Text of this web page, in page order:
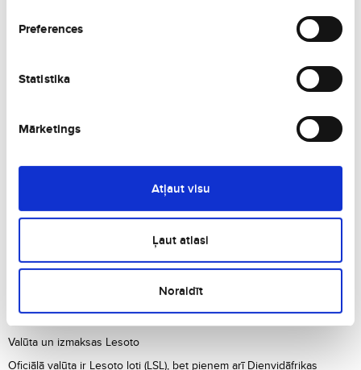
Preferences
Statistika
Mārketings
Atļaut visu
Ļaut atlasi
Noraidīt
Vēsturisks cietoksnis, kas spēlēja nozīmīgu lomu valsts
vēsturē.
Mākslīgs ezers ar iespējām atpūsties, laivot,
makšķerēt.
Labākās viesnīcas Lesoto
Luksusa viesnīca ar skatu uz kalniem.
Tradicionāls namiņš ar dabas skatu.
Morija Guesthouse:Viesu nams ar mājīgu atmosfēru.
Lidojumi un transports Lesoto
Galvenā lidosta –Moshoeshoe International Airport. Iekšzemes
transports sastāv no autobusiem, mikroautobusiem, taksometriem.
Valūta un izmaksas Lesoto
Oficiālā valūta ir Lesoto loti (LSL), bet pieņem arī Dienvidāfrikas